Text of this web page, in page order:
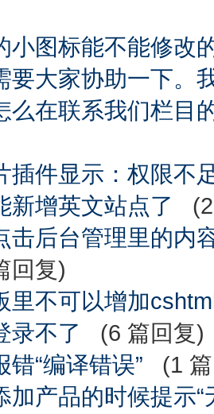
小图标能不能修改
要大家协助一下。
么在联系我们栏
插件显示：权限不
新增英文站点了
(2
击后台管理里的内
回复)
里不可以增加
录不了
(6 篇回复)
错“编译错误” (1
加产品的时候提示